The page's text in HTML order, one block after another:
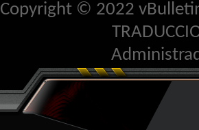
Copyright © 2022